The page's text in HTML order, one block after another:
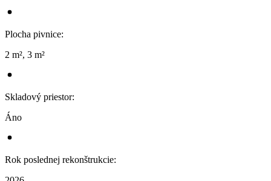
Plocha pivnice:
2 m², 3 m²
Skladový priestor:
Áno
Rok poslednej rekonštrukcie: